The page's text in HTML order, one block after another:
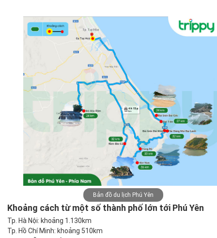
Bản đồ du lịch Phú Yên
Khoảng cách từ một số thành phố lớn tới Phú Yên
Tp. Hà Nội: khoảng 1.130km
Tp. Hồ Chí Minh: khoảng 510km